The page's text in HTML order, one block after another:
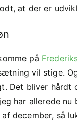
at der er
på
vil stige.
Det bliver
har allerede
december, så